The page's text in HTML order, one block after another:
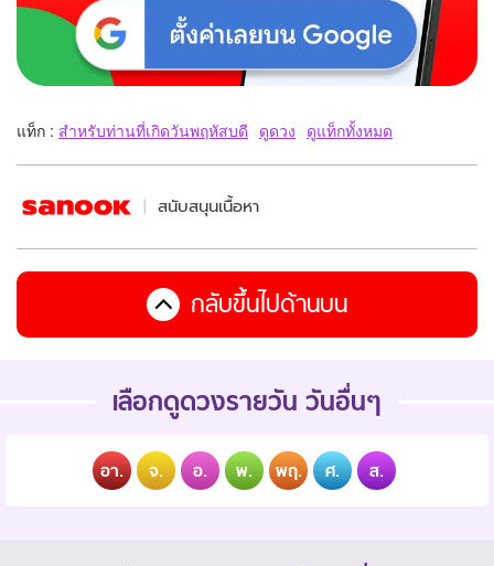
แท็ก : สำหรับท่านที่เกิดวันพฤหัสบดี ดูดวง ดูแท็กทั้งหมด
สนับสนุนเนื้อหา
กลับขึ้นไปด้านบน
เลือกดูดวงรายวัน วันอื่นๆ
อา. จ. อ. พ. พฤ. ศ. ส.